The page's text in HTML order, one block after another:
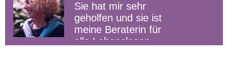
Sie hat mir sehr
geholfen und sie ist
meine Beraterin für
alle Lebenslagen